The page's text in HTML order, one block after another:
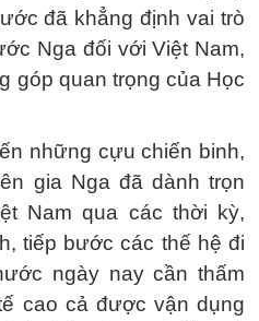
đã khẳng định vai trò
Nga đối với Việt Nam,
góp quan trọng của Học
những cựu chiến binh,
gia Nga đã dành trọn
Nam qua các thời kỳ,
tiếp bước các thế hệ đi
ngày nay cần thấm
cao cả được vận dụng